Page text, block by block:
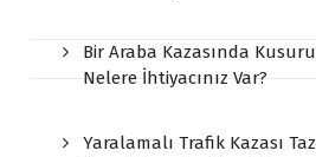
Bir Araba Kazasında
Nelere İhtiyacınız Var?
Yaralamalı Trafik Kazası